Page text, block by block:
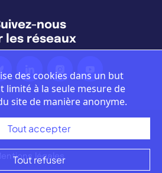
nous
les réseaux
Nous contacter
légales
des cookies dans un but
limité à la seule mesure de
site de manière anonyme.
Tout accepter
Tout refuser